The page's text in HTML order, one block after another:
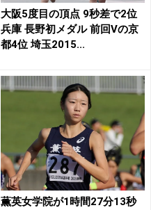
大阪5度目の頂点 9秒差で2位
兵庫 長野初メダル 前回Vの京
都4位 埼玉2015...
薫英女学院が1時間27分13秒